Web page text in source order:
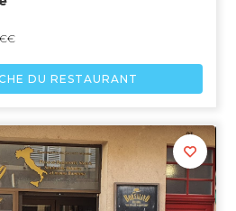
€€
DU RESTAURANT